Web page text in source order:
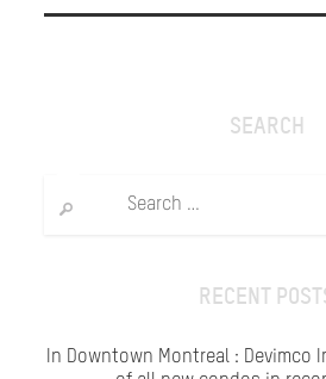
SEARCH
RECENT
In Downtown Montreal : Devimco